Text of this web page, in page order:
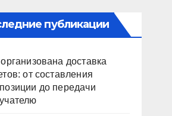
публикации
организована доставка
от составления
до передачи